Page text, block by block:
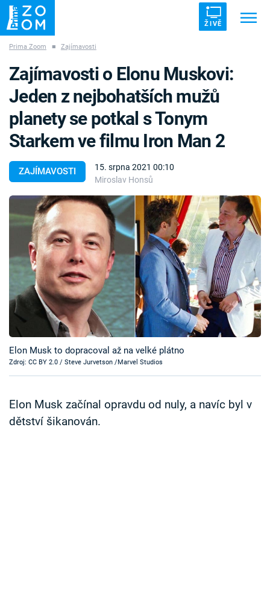
ŽIVĚ
ZÁHADY VETŘELCI DÁVNOVĚKU
Témata
Témata
Pořady
TV Program
Časopis
Sledujte prima+
Přihlášení
Prima Zoom ■ Zajímavosti
ZAJÍMAVOSTI
15. srpna 2021 00:10
Miroslav Honsů
Zajímavosti o Elonu Muskovi:
Jeden z nejbohatších mužů
planety se potkal s Tonym
Starkem ve filmu Iron Man 2
Elon Musk to dopracoval až na velké plátno
Zdroj: CC BY 2.0 / Steve Jurvetson /Marvel Studios
Elon Musk začínal opravdu od nuly, a navíc byl v
dětství šikanován.